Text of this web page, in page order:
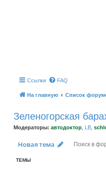
Ссылки FAQ
На главную Список
Зеленогорская
Модераторы: автодоктор LB
Новая тема
ТЕМЫ